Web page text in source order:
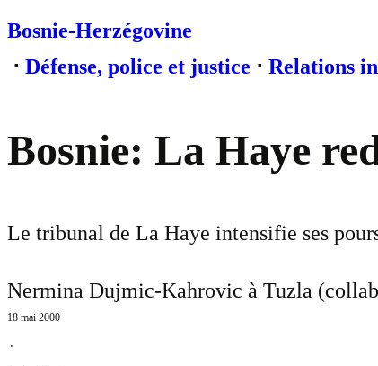
Bosnie-Herzégovine
⋅ Défense, police et justice ⋅ Relations
Bosnie: La Haye
Le tribunal de La Haye intensifie ses
Nermina Dujmic-Kahrovic à Tuzla
18 mai 2000
⋅